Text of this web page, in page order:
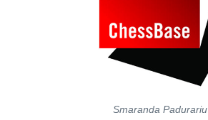
Smaranda Padurariu